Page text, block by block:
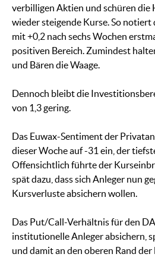
verbilligen Aktien und schüren die
wieder steigende Kurse. So
mit +0,2 nach sechs Wochen
positiven Bereich. Zumindest
und Bären die Waage.
Dennoch bleibt die
von 1,3 gering.
Das Euwax-Sentiment der
dieser Woche auf -31 ein, der
Offensichtlich führte der
spät dazu, dass sich Anleger nun
Kursverluste absichern wollen.
Das Put/Call-Verhältnis für den
institutionelle Anleger absichern,
und damit an den oberen Rand